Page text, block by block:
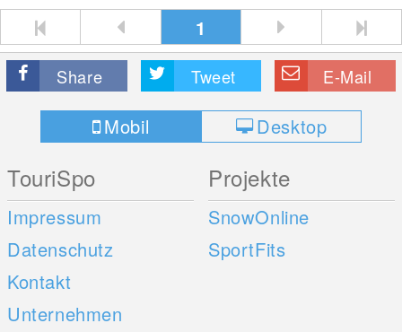
1
Share Tweet E-Mail
Mobil Desktop
TouriSpo
Impressum
Datenschutz
Kontakt
Unternehmen
Projekte
SnowOnline
SportFits